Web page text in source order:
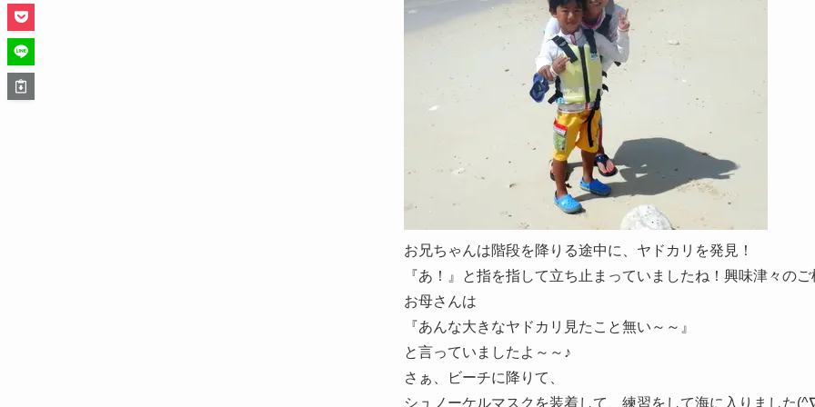
お兄ちゃんは階段を降りる途中に、ヤドカリを発見！
『あ！』と指を指して立ち止まっていましたね！興味津々の
お母さんは
『あんな大きなヤドカリ見たこと無い～～』
と言っていましたよ～～♪
さぁ、ビーチに降りて、
シュノーケルマスクを装着して、練習をして海に入りました